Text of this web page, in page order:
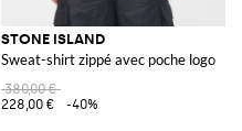
STONE ISLAND
Sweat-shirt zippé avec poche logo
380,00 €
228,00 €
-40%